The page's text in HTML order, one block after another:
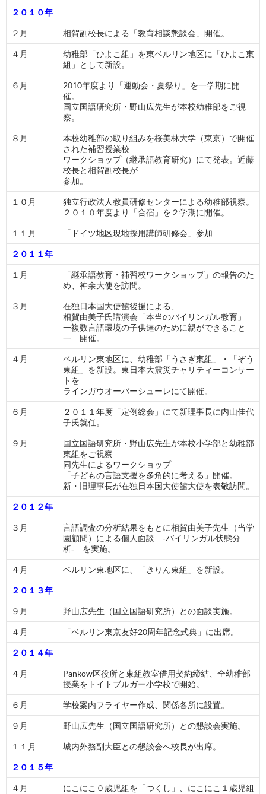
２０１０年
２月 相賀副校長による「教育相談懇談会」開催。
４月
幼稚部「ひよこ組」を東ベルリン地区に「ひよこ東
組」として新設。
６月
2010年度より「運動会・夏祭り」を一学期に開
催。
国立国語研究所・野山広先生が本校幼稚部をご視
察。
８月
本校幼稚部の取り組みを桜美林大学（東京）で開催
された補習授業校
ワークショップ（継承語教育研究）にて発表。近藤
校長と相賀副校長が
参加。
１０月
独立行政法人教員研修センターによる幼稚部視察。
２０１０年度より「合宿」を２学期に開催。
１１月 「ドイツ地区現地採用講師研修会」参加
２０１１年
１月
「継承語教育・補習校ワークショップ」の報告のた
め、神余大使を訪問。
３月
在独日本国大使館後援による、
相賀由美子氏講演会「本当のバイリンガル教育」
一複数言語環境の子供達のために親ができること
一 開催。
４月
ベルリン東地区に、幼稚部「うさぎ東組」・「ぞう
東組」を新設。東日本大震災チャリティーコンサー
トを
ラインガウオーバーシューレにて開催。
６月
２０１１年度「定例総会」にて新理事長に内山佳代
子氏就任。
９月
国立国語研究所・野山広先生が本校小学部と幼稚部
東組をご視察
同先生によるワークショップ
「子どもの言語支援を多角的に考える」開催。
新・旧理事長が在独日本国大使館大使を表敬訪問。
２０１２年
３月
言語調査の分析結果をもとに相賀由美子先生（当学
園顧問）による個人面談 ‐バイリンガル状態分
析‐ を実施。
４月 ベルリン東地区に、「きりん東組」を新設。
２０１３年
９月 野山広先生（国立国語研究所）との面談実施。
４月 「ベルリン東京友好20周年記念式典」に出席。
２０１４年
４月
Pankow区役所と東組教室借用契約締結、全幼稚部
授業をトイトブルガー小学校で開始。
６月 学校案内フライヤー作成、関係各所に設置。
９月 野山広先生（国立国語研究所）との懇談会実施。
１１月 城内外務副大臣との懇談会へ校長が出席。
２０１５年
４月
にこにこ０歳児組を「つくし」、にこにこ１歳児組